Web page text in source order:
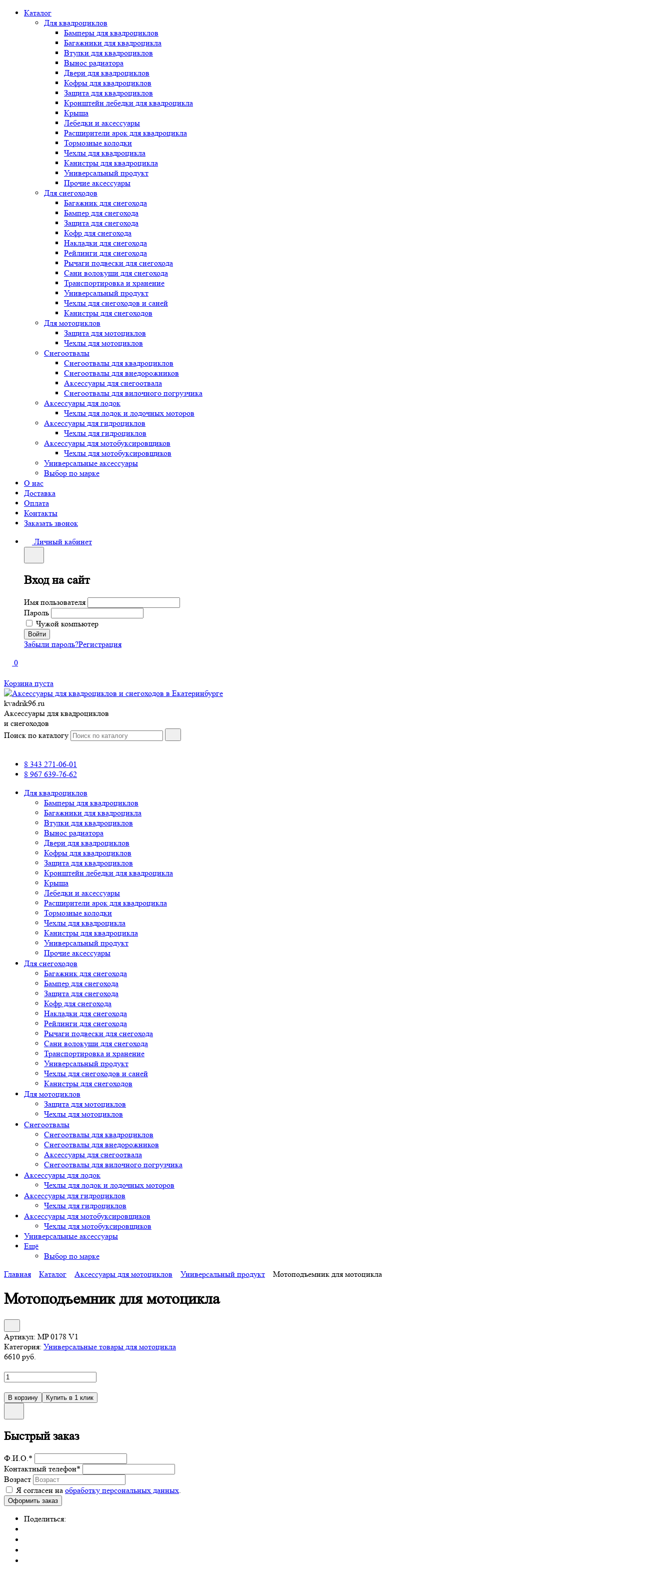
Каталог
Для квадроциклов
Бамперы для квадроциклов
Багажники для квадроцикла
Втулки для квадроциклов
Вынос радиатора
Двери для квадроциклов
Кофры для квадроциклов
Защита для квадроциклов
Кронштейн лебедки для квадроцикла
Крыша
Лебедки и аксессуары
Расширители арок для квадроцикла
Тормозные колодки
Чехлы для квадроцикла
Канистры для квадроцикла
Универсальный продукт
Прочие аксессуары
Для снегоходов
Багажник для снегохода
Бампер для снегохода
Защита для снегохода
Кофр для снегохода
Накладки для снегохода
Рейлинги для снегохода
Рычаги подвески для снегохода
Сани волокуши для снегохода
Транспортировка и хранение
Универсальный продукт
Чехлы для снегоходов и саней
Канистры для снегоходов
Для мотоциклов
Защита для мотоциклов
Чехлы для мотоциклов
Снегоотвалы
Снегоотвалы для квадроциклов
Снегоотвалы для внедорожников
Аксессуары для снегоотвала
Снегоотвалы для вилочного погрузчика
Аксессуары для лодок
Чехлы для лодок и лодочных моторов
Аксессуары для гидроциклов
Чехлы для гидроциклов
Аксессуары для мотобуксировщиков
Чехлы для мотобуксировщиков
Универсальные аксессуары
Выбор по марке
О нас
Доставка
Оплата
Контакты
Заказать звонок
Личный кабинет
Вход на сайт
Имя пользователя
Пароль
Чужой компьютер
Забыли пароль?Регистрация
0
Корзина пуста
kvadrik96.ru
Аксессуары для квадроциклов
и снегоходов
Поиск по каталогу
8 343 271-06-01
8 967 639-76-62
Для квадроциклов
Бамперы для квадроциклов
Багажники для квадроцикла
Втулки для квадроциклов
Вынос радиатора
Двери для квадроциклов
Кофры для квадроциклов
Защита для квадроциклов
Кронштейн лебедки для квадроцикла
Крыша
Лебедки и аксессуары
Расширители арок для квадроцикла
Тормозные колодки
Чехлы для квадроцикла
Канистры для квадроцикла
Универсальный продукт
Прочие аксессуары
Для снегоходов
Багажник для снегохода
Бампер для снегохода
Защита для снегохода
Кофр для снегохода
Накладки для снегохода
Рейлинги для снегохода
Рычаги подвески для снегохода
Сани волокуши для снегохода
Транспортировка и хранение
Универсальный продукт
Чехлы для снегоходов и саней
Канистры для снегоходов
Для мотоциклов
Защита для мотоциклов
Чехлы для мотоциклов
Снегоотвалы
Снегоотвалы для квадроциклов
Снегоотвалы для внедорожников
Аксессуары для снегоотвала
Снегоотвалы для вилочного погрузчика
Аксессуары для лодок
Чехлы для лодок и лодочных моторов
Аксессуары для гидроциклов
Чехлы для гидроциклов
Аксессуары для мотобуксировщиков
Чехлы для мотобуксировщиков
Универсальные аксессуары
Ещё
Выбор по марке
Главная
Каталог Аксессуары для мотоциклов Универсальный продукт Мотоподъемник для мотоцикла
Мотоподъемник для мотоцикла
Артикул: MP 0178 V1
Категория: Универсальные товары для мотоцикла
6610 руб.
Быстрый заказ
Ф.И.О. *
Контактный телефон*
Возраст
Я согласен на обработку персональных данных
Поделиться: